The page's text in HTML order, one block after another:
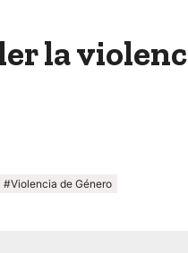
la
#Violencia de Género